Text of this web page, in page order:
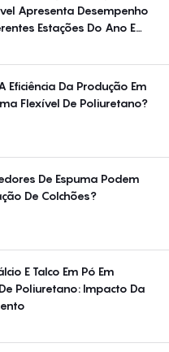
Apresenta Desempenho
Estações Do Ano E
Eficiência Da Produção Em
Flexível De Poliuretano?
De Espuma Podem
De Colchões?
E Talco Em Pó Em
Poliuretano: Impacto Da